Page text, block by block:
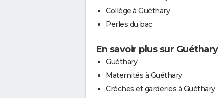
Collège à Guéthary
Perles du bac
En savoir plus sur Guéthary
Guéthary
Maternités à Guéthary
Crèches et garderies à Guéthary